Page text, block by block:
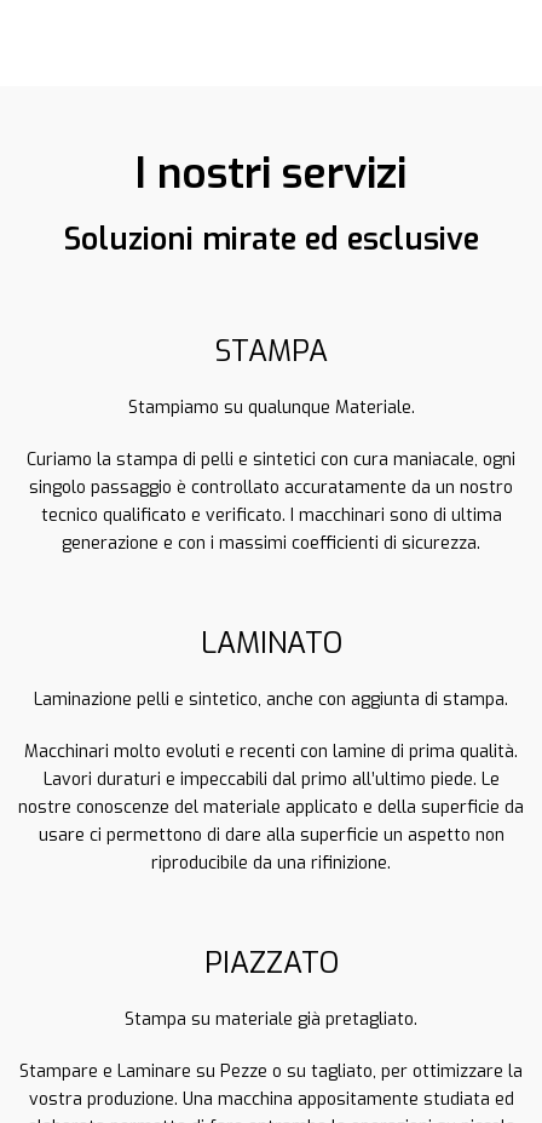
I nostri servizi
Soluzioni mirate ed esclusive
STAMPA
Stampiamo su qualunque Materiale.
Curiamo la stampa di pelli e sintetici con cura maniacale, ogni
singolo passaggio è controllato accuratamente da un nostro
tecnico qualificato e verificato. I macchinari sono di ultima
generazione e con i massimi coefficienti di sicurezza.
LAMINATO
Laminazione pelli e sintetico, anche con aggiunta di stampa.
Macchinari molto evoluti e recenti con lamine di prima qualità.
Lavori duraturi e impeccabili dal primo all’ultimo piede. Le
nostre conoscenze del materiale applicato e della superficie da
usare ci permettono di dare alla superficie un aspetto non
riproducibile da una rifinizione.
PIAZZATO
Stampa su materiale già pretagliato.
Stampare e Laminare su Pezze o su tagliato, per ottimizzare la
vostra produzione. Una macchina appositamente studiata ed